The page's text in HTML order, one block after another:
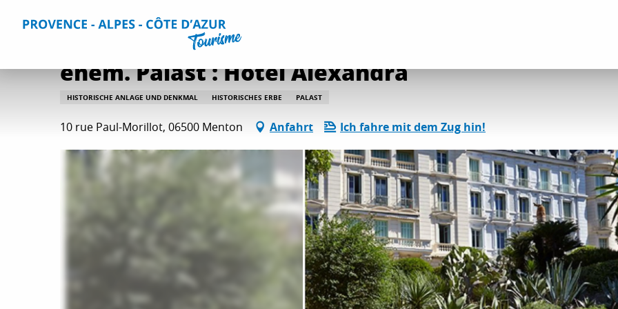
Home Aktivitäten Kultur und Bauerbe
ehem. Palast : Hotel Alexandra
HISTORISCHE ANLAGE UND DENKMAL HISTORISCHES ERBE PALAST
10 rue Paul-Morillot, 06500 Menton Anfahrt Ich fahre mit dem Zug hin!